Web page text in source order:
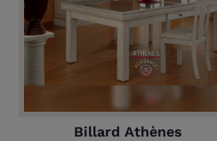
Billard Athènes